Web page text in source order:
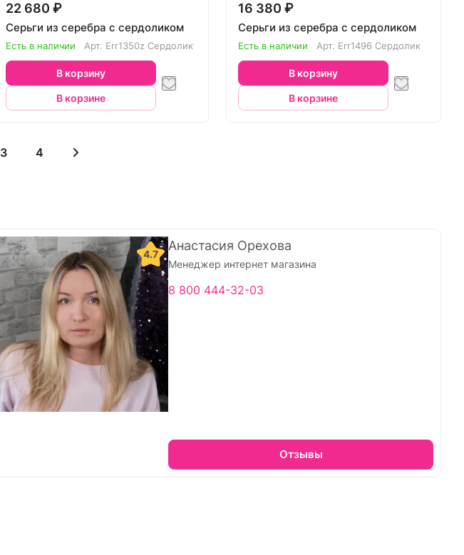
22 680 ₽
Серьги из серебра с сердоликом
Есть в наличии Арт. Err1350z Сердолик
В корзину
В корзине
16 380 ₽
Серьги из серебра с сердоликом
Есть в наличии Арт. Err1496 Сердолик
В корзину
В корзине
3 4
4.7
Анастасия Орехова
Менеджер интернет магазина
8 800 444-32-03
Отзывы